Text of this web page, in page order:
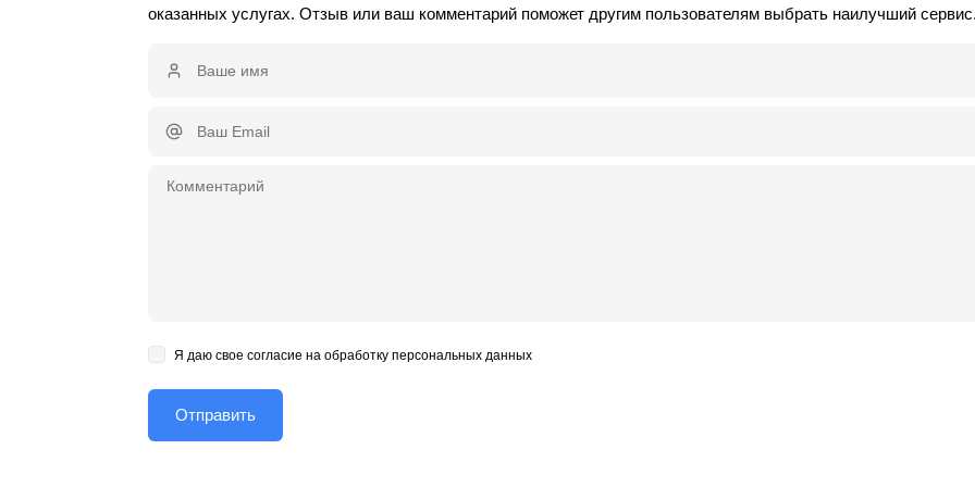
оказанных услугах. Отзыв или ваш комментарий поможет другим пользователям выбрать наилучший
Я даю свое согласие на обработку персональных данных